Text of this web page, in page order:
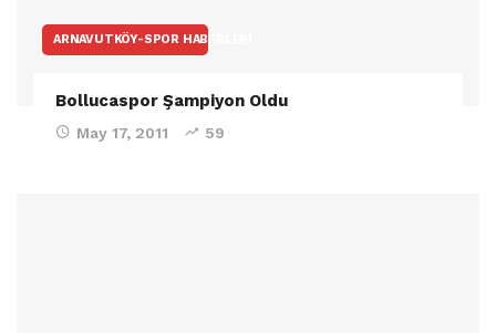
ARNAVUTKÖY-SPOR HABERLERI
Bollucaspor Şampiyon Oldu
May 17, 2011 59